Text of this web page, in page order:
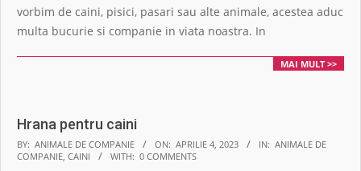
vorbim de caini, pisici, pasari sau alte animale, acestea aduc
multa bucurie si companie in viata noastra. In
MAI MULT >>
Hrana pentru caini
2023-
04-
BY: ANIMALE DE COMPANIE ON: APRILIE 4, 2023 IN: ANIMALE DE
COMPANIE, CAINI WITH: 0 COMMENTS